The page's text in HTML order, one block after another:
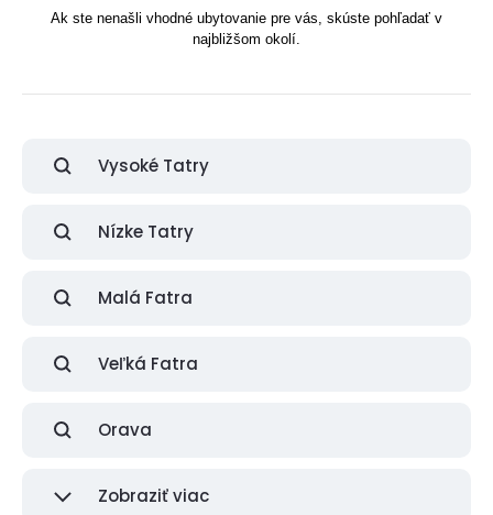
Ak ste nenašli vhodné ubytovanie pre vás, skúste pohľadať v
najbližšom okolí.
Vysoké Tatry
Nízke Tatry
Malá Fatra
Veľká Fatra
Orava
Zobraziť viac